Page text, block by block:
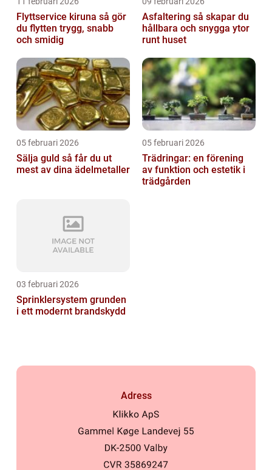
Flyttservice kiruna så gör
du flytten trygg, snabb
och smidig
Asfaltering så skapar du
hållbara och snygga ytor
runt huset
05 februari 2026
Sälja guld så får du ut
mest av dina ädelmetaller
05 februari 2026
Trädringar: en förening
av funktion och estetik i
trädgården
03 februari 2026
Sprinklersystem grunden
i ett modernt brandskydd
Adress